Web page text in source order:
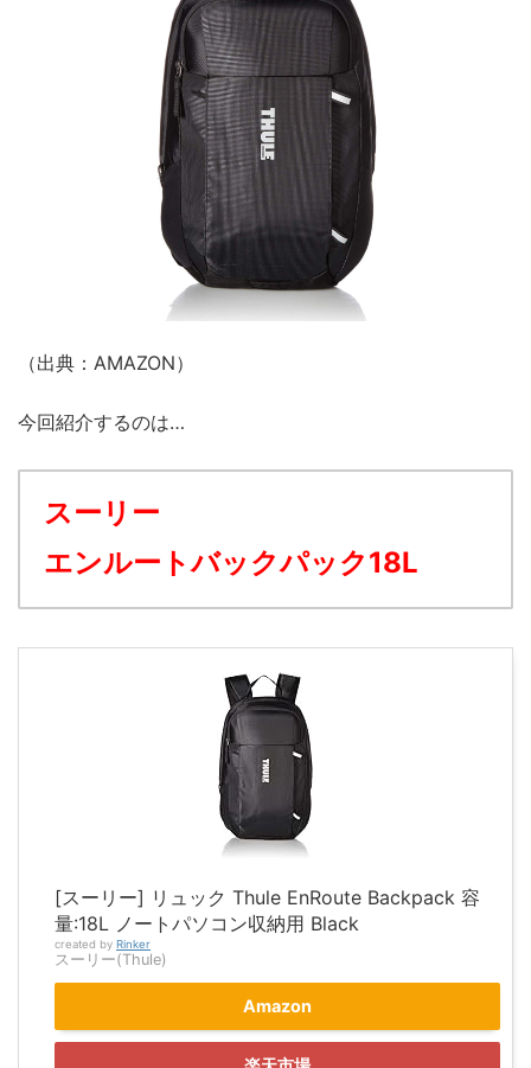
（出典：AMAZON）
今回紹介するのは…
スーリー
エンルートバックパック18L
[スーリー] リュック Thule EnRoute Backpack 容
量:18L ノートパソコン収納用 Black
created by Rinker
スーリー(Thule)
Amazon